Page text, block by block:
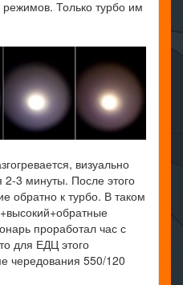
Только турбо им
визуально
2-3 минуты. После этого
обратно к турбо. В таком
проработал час с
для ЕДЦ этого
чередования 550/120